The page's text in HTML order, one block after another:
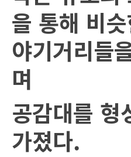
을 통해 비
야기거리들
며
공감대를 형
가졌다.